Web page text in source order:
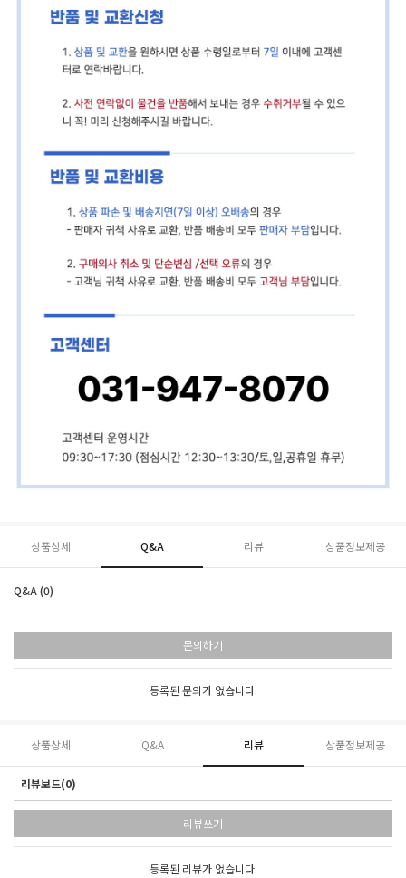
상품상세 Q&A 리뷰 상품정보제공
Q&A (0)
문의하기
등록된 문의가 없습니다.
상품상세 Q&A 리뷰 상품정보제공
리뷰보드(0)
리뷰쓰기
등록된 리뷰가 없습니다.